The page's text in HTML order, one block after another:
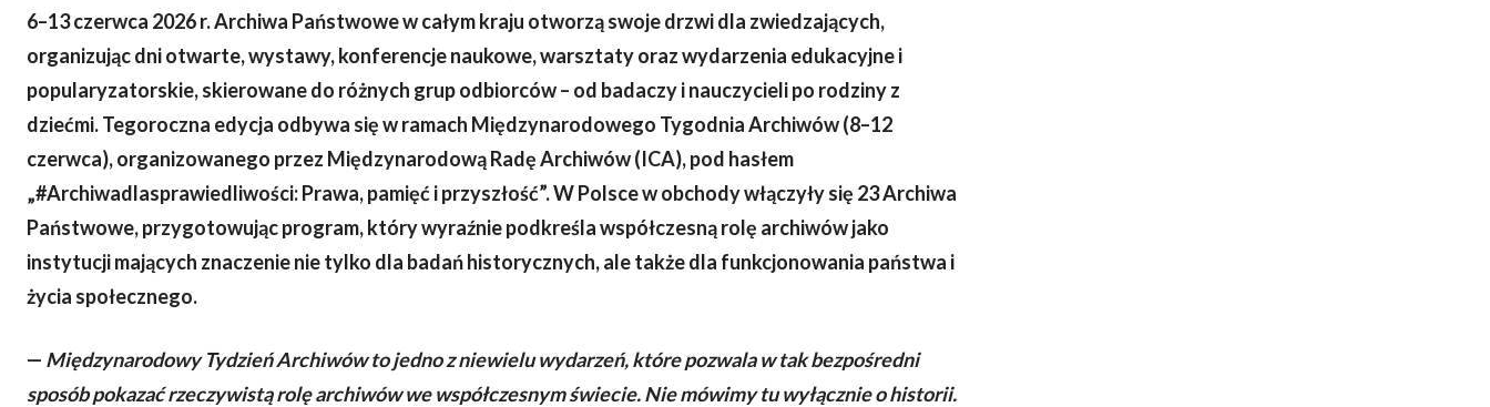
6–13 czerwca 2026 r. Archiwa Państwowe w całym kraju otworzą swoje drzwi dla zwiedzających,
organizując dni otwarte, wystawy, konferencje naukowe, warsztaty oraz wydarzenia edukacyjne i
popularyzatorskie, skierowane do różnych grup odbiorców – od badaczy i nauczycieli po rodziny z
dziećmi. Tegoroczna edycja odbywa się w ramach Międzynarodowego Tygodnia Archiwów (8–12
czerwca), organizowanego przez Międzynarodową Radę Archiwów (ICA), pod hasłem
„#Archiwadlasprawiedliwości: Prawa, pamięć i przyszłość”. W Polsce w obchody włączyły się 23 Archiwa
Państwowe, przygotowując program, który wyraźnie podkreśla współczesną rolę archiwów jako
instytucji mających znaczenie nie tylko dla badań historycznych, ale także dla funkcjonowania państwa i
życia społecznego.
— Międzynarodowy Tydzień Archiwów to jedno z niewielu wydarzeń, które pozwala w tak bezpośredni
sposób pokazać rzeczywistą rolę archiwów we współczesnym świecie. Nie mówimy tu wyłącznie o historii.